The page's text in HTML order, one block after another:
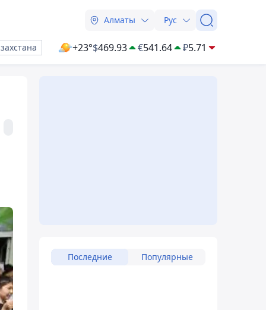
Алматы Рус
+23°$469.93 €541.64 ₽5.71
Последние Популярные